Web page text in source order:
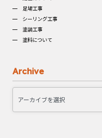
足場工事
シーリング工事
塗装工事
塗料について
Archive